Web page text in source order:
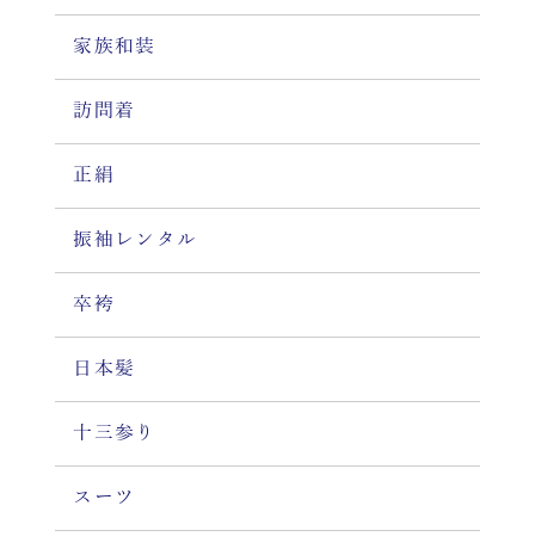
家族和装
訪問着
正絹
振袖レンタル
卒袴
日本髪
十三参り
スーツ